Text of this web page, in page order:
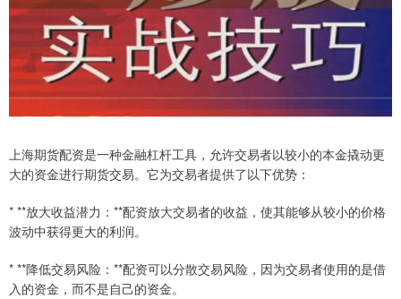
上海期货配资是一种金融杠杆工具，允许交易者以较小的本金撬动更
大的资金进行期货交易。它为交易者提供了以下优势：
* **放大收益潜力：**配资放大交易者的收益，使其能够从较小的价格
波动中获得更大的利润。
* **降低交易风险：**配资可以分散交易风险，因为交易者使用的是借
入的资金，而不是自己的资金。